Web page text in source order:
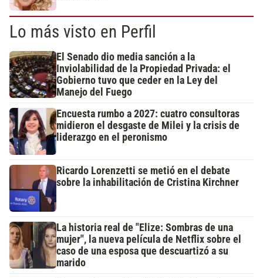
Lo más visto en Perfil
El Senado dio media sanción a la
Inviolabilidad de la Propiedad Privada: el
Gobierno tuvo que ceder en la Ley del
Manejo del Fuego
Encuesta rumbo a 2027: cuatro consultoras
midieron el desgaste de Milei y la crisis de
liderazgo en el peronismo
Ricardo Lorenzetti se metió en el debate
sobre la inhabilitación de Cristina Kirchner
La historia real de "Elize: Sombras de una
mujer", la nueva película de Netflix sobre el
caso de una esposa que descuartizó a su
marido